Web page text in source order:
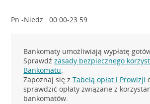
Pn.-Niedz.: 00:00-23:59
Bankomaty umożliwiają wypłatę
Sprawdźzasady bezpiecznego
Bankomatu.
Zapoznaj się zTabelą opłat i Prowizji
sprawdzić opłaty związane z
bankomatów.